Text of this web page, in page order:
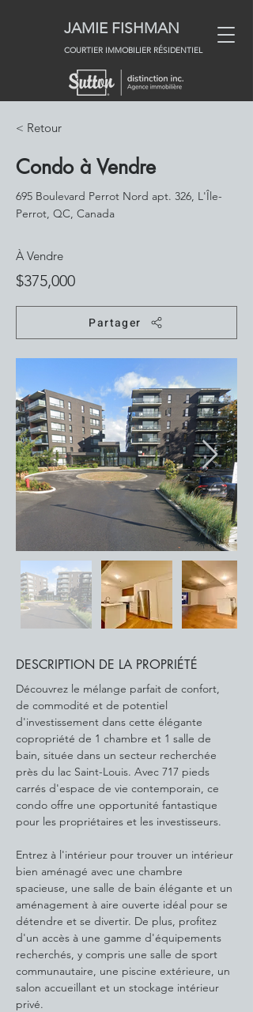
JAMIE FISHMAN
COURTIER IMMOBILIER RÉSIDENTIEL
< Retour
Condo à Vendre
695 Boulevard Perrot Nord apt. 326, L'Île-
Perrot, QC, Canada
À Vendre
$375,000
Partager
DESCRIPTION DE LA PROPRIÉTÉ
Découvrez le mélange parfait de confort,
de commodité et de potentiel
d'investissement dans cette élégante
copropriété de 1 chambre et 1 salle de
bain, située dans un secteur recherchée
près du lac Saint-Louis. Avec 717 pieds
carrés d'espace de vie contemporain, ce
condo offre une opportunité fantastique
pour les propriétaires et les investisseurs.
Entrez à l'intérieur pour trouver un intérieur
bien aménagé avec une chambre
spacieuse, une salle de bain élégante et un
aménagement à aire ouverte idéal pour se
détendre et se divertir. De plus, profitez
d'un accès à une gamme d'équipements
recherchés, y compris une salle de sport
communautaire, une piscine extérieure, un
salon accueillant et un stockage intérieur
privé.